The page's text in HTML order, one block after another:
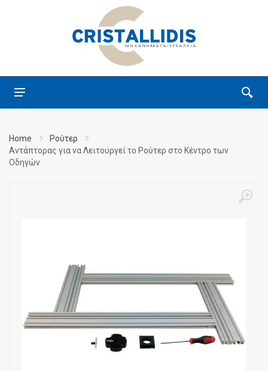
Home
Ρούτερ
Αντάπτορας για να Λειτουργεί το Ρούτερ στο Κέντρο των
Οδηγών